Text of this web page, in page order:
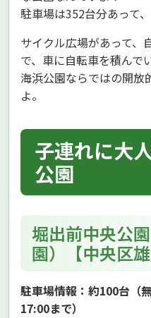
駐車場は352台分あって
サイクル広場があって、
で、車に自転車を積んで
海浜公園ならではの開放
よ。
子連れに大
公園
堀出前中央公
園）【中央区雄
駐車場情報：約100台（
17:00まで）